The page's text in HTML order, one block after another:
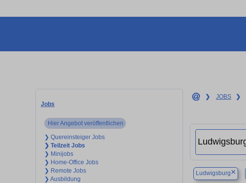
Jobs
Hier Angebot veröffentlichen
❯ Quereinsteiger Jobs
❯ Teilzeit Jobs
❯ Minijobs
❯ Home-Office Jobs
❯ Remote Jobs
❯ Ausbildung
❯ JOBS ❯
Ludwigsburg×